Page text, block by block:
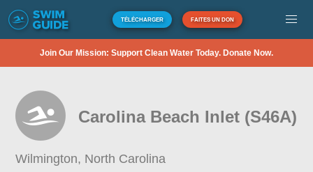
TÉLÉCHARGER FAITES UN DON
Join Our Mission: Support Clean Water Today. Donate Now.
Carolina Beach Inlet (S46A)
Wilmington, North Carolina